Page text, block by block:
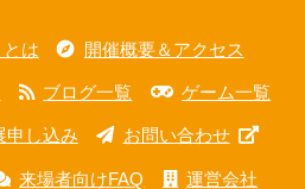
は 開催概要＆アクセス
ブログ一覧 ゲーム一覧
申し込み お問い合わせ
来場者向けFAQ 運営会社